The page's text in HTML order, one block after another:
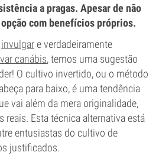
a pragas. Apesar de não
com benefícios próprios.
invulgare verdadeiramente
canábis, temos uma sugestão
O cultivo invertido, ou o método
para baixo, é uma tendência
vai além da mera originalidade,
reais. Esta técnica alternativa está
entusiastas do cultivo de
justificados.